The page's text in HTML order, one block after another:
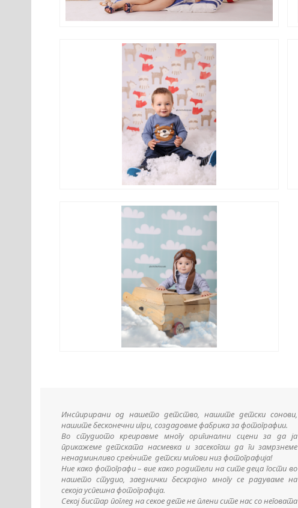
Инспирирани од нашето детство, нашите детски сонови,
нашите бесконечни игри, создадовме фабрика за фотографии.
Во студиото креиравме многу оригинални сцени за да ја
прикажеме детската насмевка и засекогаш да ги замрзнеме
ненадминливо среќните детски мигови низ фотографија!
Ние како фотографи – вие како родители на сите деца гости во
нашето студио, заеднички бескрајно многу се радуваме на
секоја успешна фотографија.
Секој бистар поглед на секое дете не плени сите нас со неговата